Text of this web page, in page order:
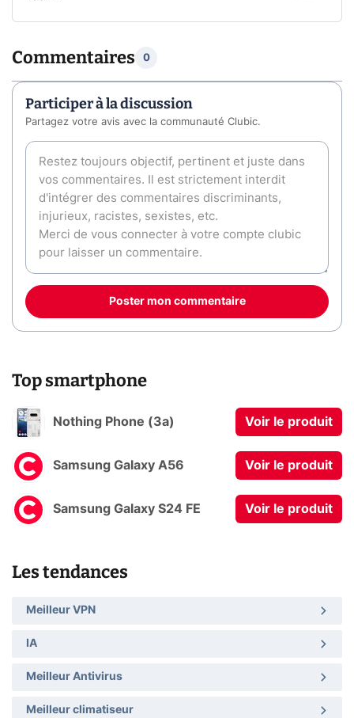
Commentaires 0
Participer à la discussion
Partagez votre avis avec la communauté Clubic.
Poster mon commentaire
Top smartphone
Nothing Phone (3a) Voir le produit
Samsung Galaxy A56 Voir le produit
Samsung Galaxy S24 FE Voir le produit
Les tendances
Meilleur VPN
IA
Meilleur Antivirus
Meilleur climatiseur